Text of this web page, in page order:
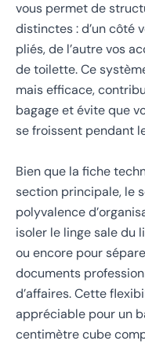
vous permet de
distinctes : d’un côté
pliés, de l’autre vos
de toilette. Ce
mais efficace,
bagage et évite que
se froissent pendant
Bien que la fiche
section principale, le
polyvalence
isoler le linge sale du
ou encore pour
documents
d’affaires. Cette
appréciable pour un
centimètre cube